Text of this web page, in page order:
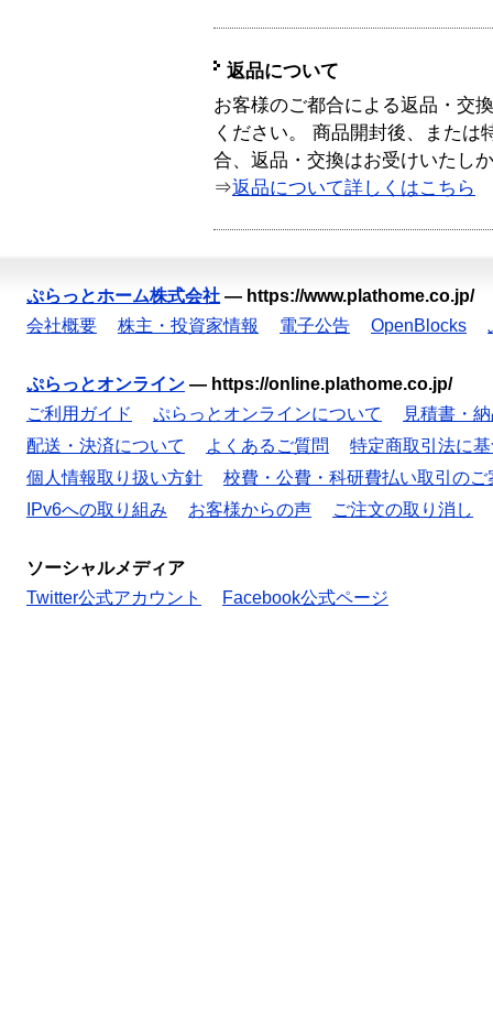
返品について
お客様のご都合による返品・交
ください。 商品開封後、または
合、返品・交換はお受けいたし
⇒返品について詳しくはこちら
ぷらっとホーム株式会社 — https://www.plathome.co.jp/
会社概要
株主・投資家情報 電子公告 OpenBlocks
ぷらっとオンライン — https://online.plathome.co.jp/
ご利用ガイド
ぷらっとオンラインについて
見積書・
配送・決済について
よくあるご質問
特定商取引法に
個人情報取り扱い方針
校費・公費・科研費払い取引のご
IPv6への取り組み
お客様からの声 ご注文の取り消し
ソーシャルメディア
Twitter公式アカウント
Facebook公式ページ